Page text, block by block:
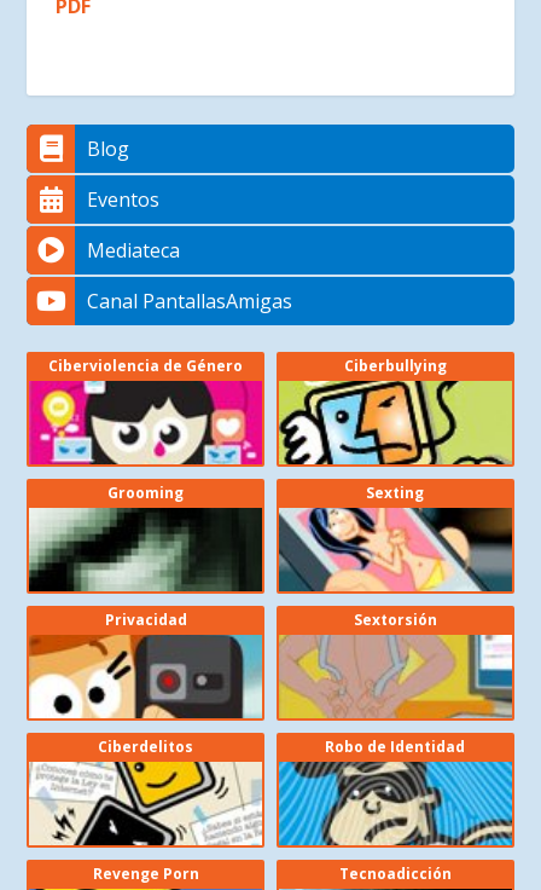
PDF
Blog
Eventos
Mediateca
Canal PantallasAmigas
Ciberviolencia de Género Ciberbullying
Grooming Sexting
Privacidad Sextorsión
Ciberdelitos Robo de Identidad
Revenge Porn Tecnoadicción